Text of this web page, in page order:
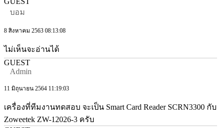
บอม
8 สิงหาคม 2563 08:13:08
ไม่เห็นจะอ่านได้
GUEST
Admin
11 มิถุนายน 2564 11:19:03
เครื่องที่ทีมงานทดสอบ จะเป็น Smart Card Reader SCRN3300 กับ
Zoweetek ZW-12026-3 ครับ